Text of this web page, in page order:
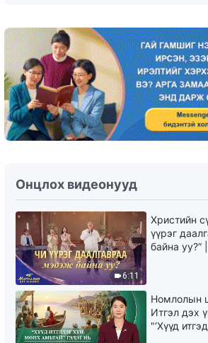
4:47
Христийн
Бурхан хууль
(Онцлох
Христийн
Бурхан Содом,
4:23
Христийн
сүйрүүлсэн нь
хэсгүүд)
5:26
Христийн
Бурхан дэлхийг
(Онцлох
Онцлох видеонууд
6:11
Христийн
үүрэг
байна уу?”
Номлолын
Итгэл дэх
"‘Хүүд